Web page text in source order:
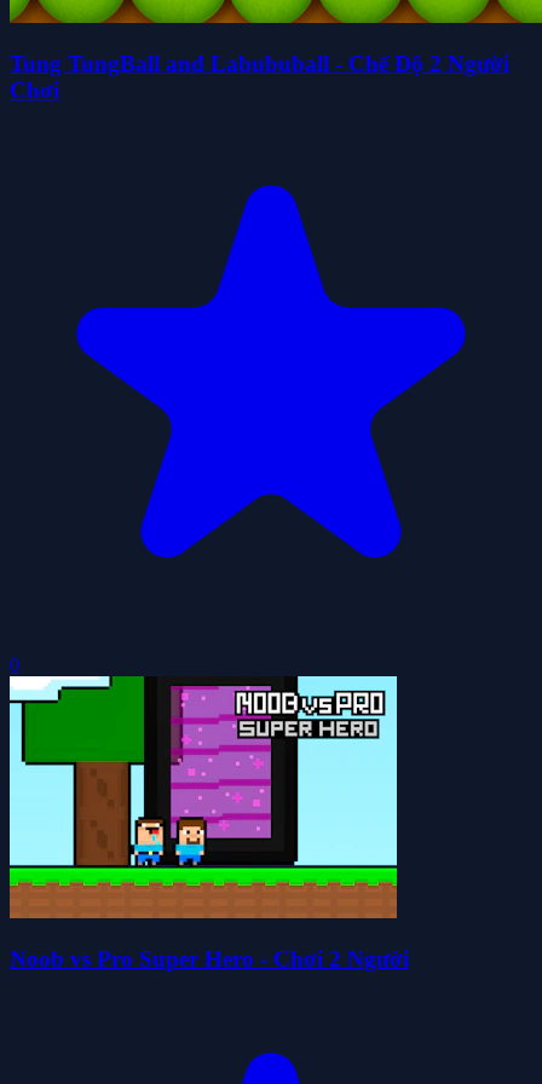
Tung TungBall and Labububall - Chế Độ 2 Người
Chơi
0
Noob vs Pro Super Hero - Chơi 2 Người